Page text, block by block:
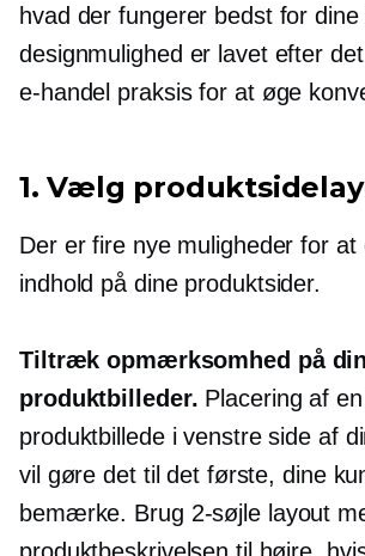
hvad der fungerer bedst for
designmulighed er lavet efter
e-handel praksis for at øge
1. Vælg
Der er fire nye muligheder for at
indhold på dine produktsider.
Tiltræk opmærksomhed på
produktbilleder. Placering af en
produktbillede i venstre side af
vil gøre det til det første, dine
bemærke. Brug 2-søjlelayout